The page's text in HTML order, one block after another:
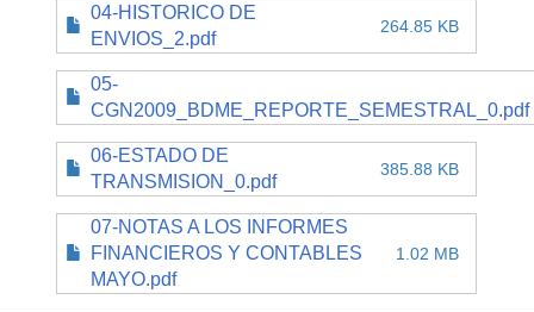
04-HISTORICO DE
ENVIOS_2.pdf
264.85 KB
05-
CGN2009_BDME_REPORTE_SEMESTRAL_0.pdf
06-ESTADO DE
TRANSMISION_0.pdf
385.88 KB
07-NOTAS A LOS INFORMES
FINANCIEROS Y CONTABLES
MAYO.pdf
1.02 MB